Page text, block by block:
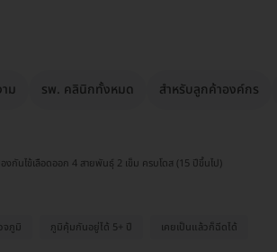
ม รพ. คลินิกทั้งหมด สำหรับลูกค้าองค์กร
งกันไข้เลือดออก 4 สายพันธุ์ 2 เข็ม ครบโดส (15 ปีขึ้นไป)
จภูมิ ภูมิคุ้มกันอยู่ได้ 5+ ปี เคยเป็นแล้วก็ฉีดได้